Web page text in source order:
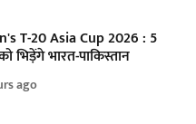
T-20 Asia Cup 2026 : 5
भिड़ेंगे भारत-पाकिस्तान
ago